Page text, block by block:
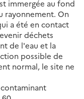
immergée au fond
rayonnement. On
a été en contact
déchets
de l'eau et la
possible de
normal, le site ne
contaminant